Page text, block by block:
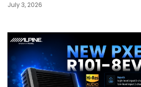
July 3, 2026